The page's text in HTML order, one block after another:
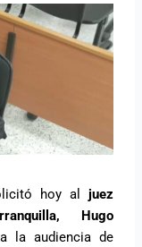
hoy al juez
Hugo
la audiencia de